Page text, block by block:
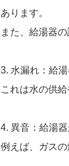
あります。
また、給湯器
3. 水漏れ：給
これは水の供
4. 異音：給湯
例えば、ガス